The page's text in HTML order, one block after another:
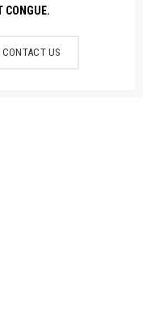
CONGUE.
CONTACT US